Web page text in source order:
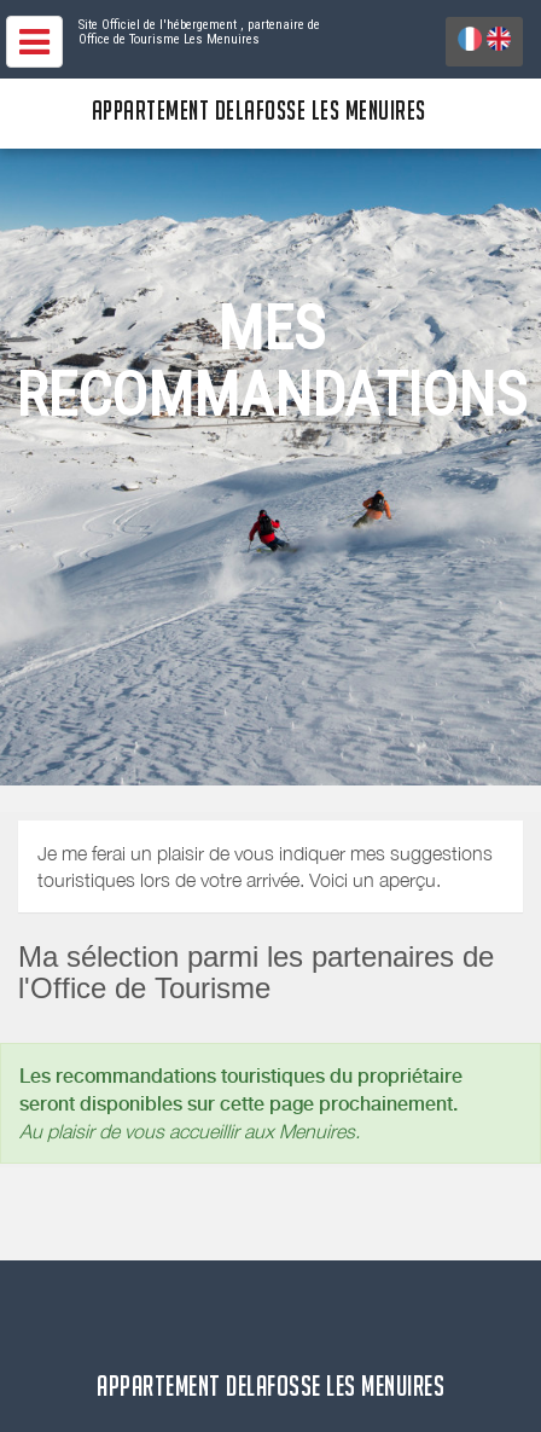
Site Officiel de l'hébergement , partenaire de
Office de Tourisme Les Menuires
APPARTEMENT DELAFOSSE LES MENUIRES
MES
RECOMMANDATIONS
Je me ferai un plaisir de vous indiquer mes suggestions
touristiques lors de votre arrivée. Voici un aperçu.
Ma sélection parmi les partenaires de
l'Office de Tourisme
Les recommandations touristiques du propriétaire
seront disponibles sur cette page prochainement.
Au plaisir de vous accueillir aux Menuires.
APPARTEMENT DELAFOSSE LES MENUIRES